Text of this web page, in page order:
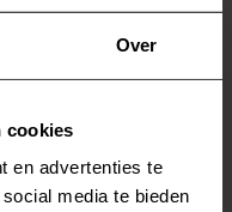
Over
cookies
en advertenties te
media te bieden